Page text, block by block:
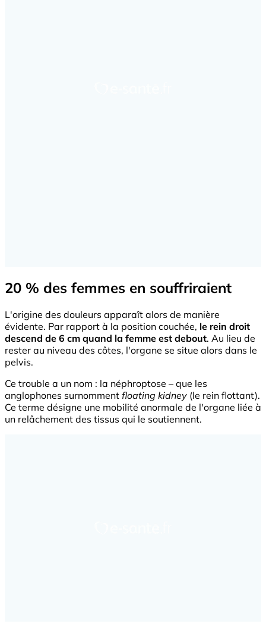
20 % des femmes en souffriraient
L'origine des douleurs apparaît alors de manière
évidente. Par rapport à la position couchée, le rein droit
descend de 6 cm quand la femme est debout. Au lieu de
rester au niveau des côtes, l'organe se situe alors dans le
pelvis.
Ce trouble a un nom : la néphroptose – que les
anglophones surnomment floating kidney (le rein flottant).
Ce terme désigne une mobilité anormale de l'organe liée à
un relâchement des tissus qui le soutiennent.